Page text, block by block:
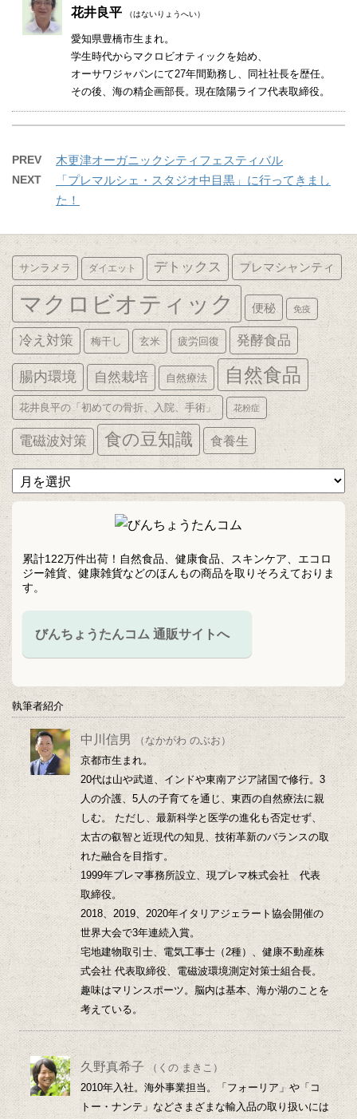
花井良平 （はないりょうへい）
愛知県豊橋市生まれ。
学生時代からマクロビオティックを始め、
オーサワジャパンにて27年間勤務し、同社社長を歴任。
その後、海の精企画部長。現在陰陽ライフ代表取締役。
PREV 木更津オーガニックシティフェスティバル
NEXT
「プレマルシェ・スタジオ中目黒」に行ってきまし
た！
サンラメラ ダイエット デトックス プレマシャンティ
マクロビオティック 便秘 免疫
冷え対策 梅干し 玄米 疲労回復 発酵食品
腸内環境 自然栽培 自然療法 自然食品
花井良平の「初めての骨折、入院、手術」 花粉症
電磁波対策 食の豆知識 食養生
ア
ー
累計122万件出荷！自然食品、健康食品、スキンケア、エコロ
ジー雑貨、健康雑貨などのほんもの商品を取りそろえておりま
す。
びんちょうたんコム 通販サイトへ
執筆者紹介
中川信男
（なかがわ のぶお）
京都市生まれ。
20代は山や武道、インドや東南アジア諸国で修行。3
人の介護、5人の子育てを通じ、東西の自然療法に親
しむ。 ただし、最新科学と医学の進化も否定せず、
太古の叡智と近現代の知見、技術革新のバランスの取
れた融合を目指す。
1999年プレマ事務所設立、現プレマ株式会社 代表
取締役。
2018、2019、2020年イタリアジェラート協会開催の
世界大会で3年連続入賞。
宅地建物取引士、電気工事士（2種）、健康不動産株
式会社 代表取締役、電磁波環境測定対策士組合長。
趣味はマリンスポーツ。脳内は基本、海か湖のことを
考えている。
久野真希子
（くの まきこ）
2010年入社。海外事業担当。「フォーリア」や「コ
トー・ナンテ」などさまざまな輸入品の取り扱いには